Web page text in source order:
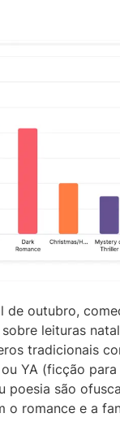
de outubro,
leituras
tradicionais
YA (ficção para
poesia são
o romance e a